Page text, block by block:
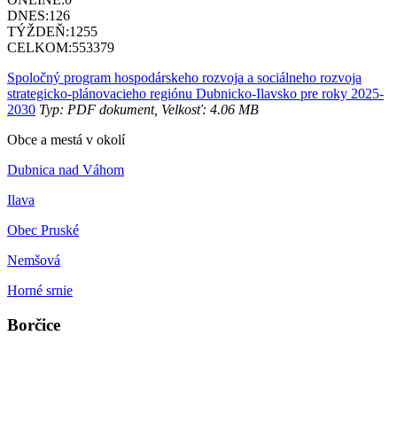
DNES:126
TÝŽDEŇ:1255
CELKOM:553379
Spoločný program hospodárskeho rozvoja a sociálneho rozvoja
strategicko-plánovacieho regiónu Dubnicko-Ilavsko pre roky 2025-
2030 Typ: PDF dokument, Velkosť: 4.06 MB
Obce a mestá v okolí
Dubnica nad Váhom
Ilava
Obec Pruské
Nemšová
Horné srnie
Borčice